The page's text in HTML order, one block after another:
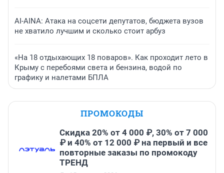
AI-AINA: Атака на соцсети депутатов, бюджета вузов
не хватило лучшим и сколько стоит арбуз
«На 18 отдыхающих 18 поваров». Как проходит лето в
Крыму с перебоями света и бензина, водой по
графику и налетами БПЛА
ПРОМОКОДЫ
Скидка 20% от 4 000 ₽, 30% от 7 000
₽ и 40% от 12 000 ₽ на первый и все
повторные заказы по промокоду
ТРЕНД